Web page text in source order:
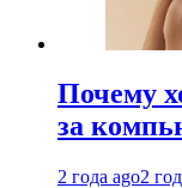
Почему
за
2 года ago2